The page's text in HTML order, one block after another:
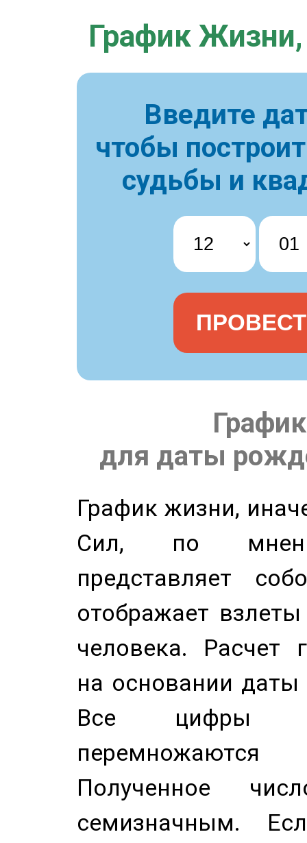
График Жизни,
Введите
чтобы
судьбы и
для даты
График жизни,
Сил, по
представляет
отображает
человека. Расчет
на основании
Все цифры
Полученное
семизначным.